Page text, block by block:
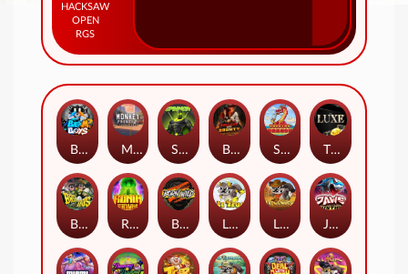
HACKSAW
OPEN
RGS
Beam Boys Monkey Frenzy 2: Boss is Here! Spinman BULLETS AND BOUNTY SMOKING DRAGON The Luxe
BASH BROS Ronin Stackways Born Wild LE ZEUS LE COWBOY JAWS OF JUSTICE